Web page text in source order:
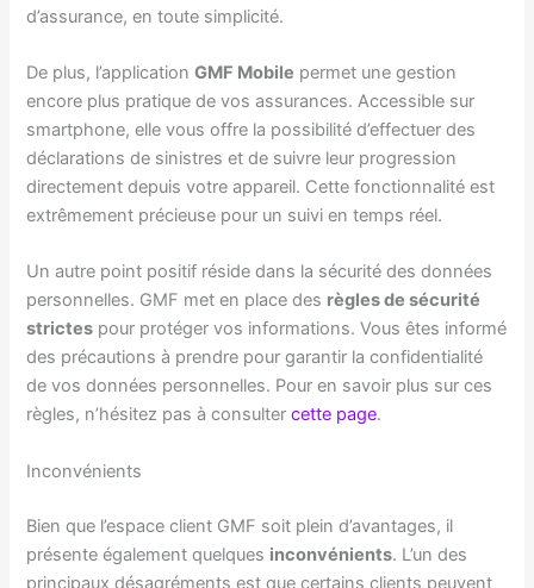
d’assurance, en toute simplicité.
De plus, l’applicationGMF Mobile permet une gestion
encore plus pratique de vos assurances. Accessible sur
smartphone, elle vous offre la possibilité d’effectuer des
déclarations de sinistres et de suivre leur progression
directement depuis votre appareil. Cette fonctionnalité est
extrêmement précieuse pour un suivi en temps réel.
Un autre point positif réside dans la sécurité des données
personnelles. GMF met en place des règles de sécurité
strictes pour protéger vos informations. Vous êtes informé
des précautions à prendre pour garantir la confidentialité
de vos données personnelles. Pour en savoir plus sur ces
règles, n’hésitez pas à consultercette page.
Inconvénients
Bien que l’espace client GMF soit plein d’avantages, il
présente également quelques inconvénients. L’un des
principaux désagréments est que certains clients peuvent